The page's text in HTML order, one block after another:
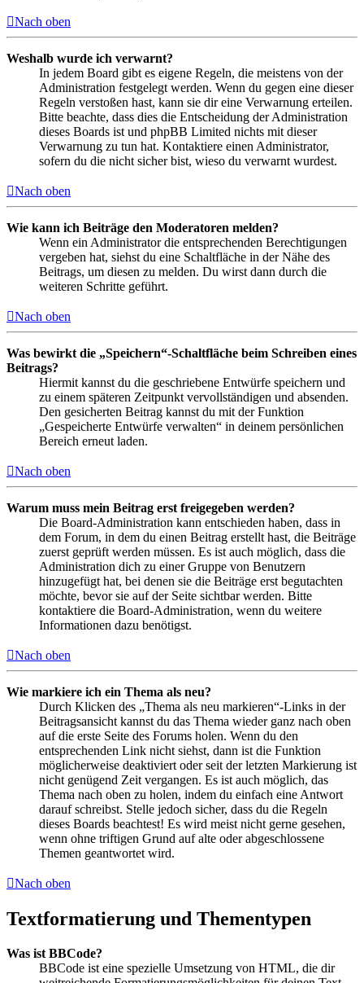
Nach oben
Weshalb wurde ich verwarnt?
In jedem Board gibt es eigene Regeln, die meistens von der
Administration festgelegt werden. Wenn du gegen eine dieser
Regeln verstoßen hast, kann sie dir eine Verwarnung erteilen.
Bitte beachte, dass dies die Entscheidung der Administration
dieses Boards ist und phpBB Limited nichts mit dieser
Verwarnung zu tun hat. Kontaktiere einen Administrator,
sofern du die nicht sicher bist, wieso du verwarnt wurdest.
Nach oben
Wie kann ich Beiträge den Moderatoren melden?
Wenn ein Administrator die entsprechenden Berechtigungen
vergeben hat, siehst du eine Schaltfläche in der Nähe des
Beitrags, um diesen zu melden. Du wirst dann durch die
weiteren Schritte geführt.
Nach oben
Was bewirkt die „Speichern“-Schaltfläche beim Schreiben eines
Beitrags?
Hiermit kannst du die geschriebene Entwürfe speichern und
zu einem späteren Zeitpunkt vervollständigen und absenden.
Den gesicherten Beitrag kannst du mit der Funktion
„Gespeicherte Entwürfe verwalten“ in deinem persönlichen
Bereich erneut laden.
Nach oben
Warum muss mein Beitrag erst freigegeben werden?
Die Board-Administration kann entschieden haben, dass in
dem Forum, in dem du einen Beitrag erstellt hast, die Beiträge
zuerst geprüft werden müssen. Es ist auch möglich, dass die
Administration dich zu einer Gruppe von Benutzern
hinzugefügt hat, bei denen sie die Beiträge erst begutachten
möchte, bevor sie auf der Seite sichtbar werden. Bitte
kontaktiere die Board-Administration, wenn du weitere
Informationen dazu benötigst.
Nach oben
Wie markiere ich ein Thema als neu?
Durch Klicken des „Thema als neu markieren“-Links in der
Beitragsansicht kannst du das Thema wieder ganz nach oben
auf die erste Seite des Forums holen. Wenn du den
entsprechenden Link nicht siehst, dann ist die Funktion
möglicherweise deaktiviert oder seit der letzten Markierung ist
nicht genügend Zeit vergangen. Es ist auch möglich, das
Thema nach oben zu holen, indem du einfach eine Antwort
darauf schreibst. Stelle jedoch sicher, dass du die Regeln
dieses Boards beachtest! Es wird meist nicht gerne gesehen,
wenn ohne triftigen Grund auf alte oder abgeschlossene
Themen geantwortet wird.
Nach oben
Textformatierung und Thementypen
Was ist BBCode?
BBCode ist eine spezielle Umsetzung von HTML, die dir